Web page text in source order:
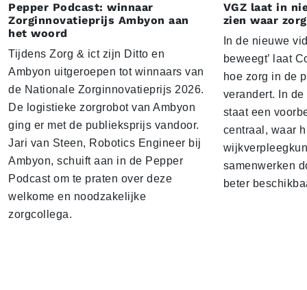
Pepper Podcast: winnaar
Zorginnovatieprijs Ambyon aan
het woord
Tijdens Zorg & ict zijn Ditto en
Ambyon uitgeroepen tot winnaars van
de Nationale Zorginnovatieprijs 2026.
De logistieke zorgrobot van Ambyon
ging er met de publieksprijs vandoor.
Jari van Steen, Robotics Engineer bij
Ambyon, schuift aan in de Pepper
Podcast om te praten over deze
welkome en noodzakelijke
zorgcollega.
VGZ laat in
zien waar
In de nieuwe
beweegt’ laat
hoe zorg in de
verandert. In
staat een
centraal, waar
samenwerken
beter